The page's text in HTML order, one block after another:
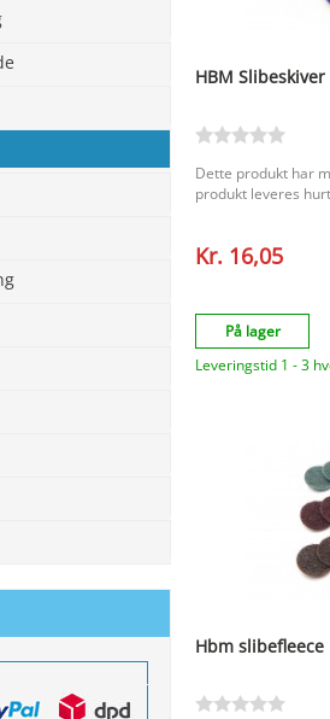
HBM
Dette produkt har
produkt leveres
Kr. 16,05
På lager
Leveringstid 1 - 3
Hbm slibefleece